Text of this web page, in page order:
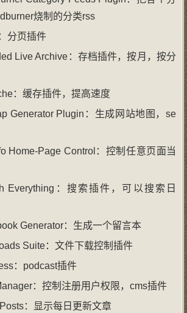
烧制的分类rss
分页插件
Live Archive：存档插件，按月，按分
：缓存插件，提高速度
Generator Plugin：生成网站地图，se
Home-Page Control：控制任意页面当
Everything：搜索插件，可以搜索日
Generator：生成一个留言本
Suite：文件下载控制插件
：podcast插件
：控制注册用户权限，cms插件
：显示每日更新文章